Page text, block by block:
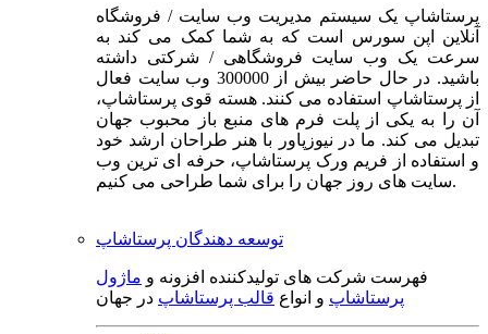
پرستاشاپ یک سیستم مدیریت وب سایت / فروشگاه
آنلاین اپن سورس است که به شما کمک می کند به
سرعت یک وب سایت فروشگاهی / شرکتی داشته
باشید. در حال حاضر بیش از 300000 وب سایت فعال
از پرستاشاپ استفاده می کنند. هسته قوی پرستاشاپ،
آن را به یکی از پلت فرم های منبع باز محبوب جهان
تبدیل می کند. ما در نیوزپاور با هنر طراحان ارشد خود
و استفاده از فریم ورک پرستاشاپ، حرفه ای ترین وب
سایت های روز جهان را برای شما طراحی می کنیم.
توسعه دهندگان پرستاشاپ
فهرست شرکت های تولیدکننده افزونه و ماژول
پرستاشاپ و انواع قالب پرستاشاپ در جهان